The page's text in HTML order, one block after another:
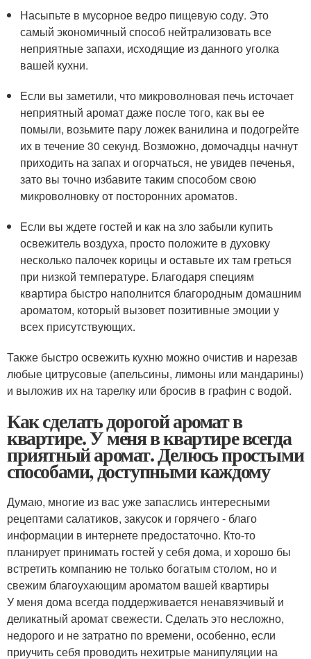
Насыпьте в мусорное ведро пищевую соду. Это
самый экономичный способ нейтрализовать все
неприятные запахи, исходящие из данного уголка
вашей кухни.
Если вы заметили, что микроволновая печь источает
неприятный аромат даже после того, как вы ее
помыли, возьмите пару ложек ванилина и подогрейте
их в течение 30 секунд. Возможно, домочадцы начнут
приходить на запах и огорчаться, не увидев печенья,
зато вы точно избавите таким способом свою
микроволновку от посторонних ароматов.
Если вы ждете гостей и как на зло забыли купить
освежитель воздуха, просто положите в духовку
несколько палочек корицы и оставьте их там греться
при низкой температуре. Благодаря специям
квартира быстро наполнится благородным домашним
ароматом, который вызовет позитивные эмоции у
всех присутствующих.
Также быстро освежить кухню можно очистив и нарезав
любые цитрусовые (апельсины, лимоны или мандарины)
и выложив их на тарелку или бросив в графин с водой.
Как сделать дорогой аромат в
квартире. У меня в квартире всегда
приятный аромат. Делюсь простыми
способами, доступными каждому
Думаю, многие из вас уже запаслись интересными
рецептами салатиков, закусок и горячего - благо
информации в интернете предостаточно. Кто-то
планирует принимать гостей у себя дома, и хорошо бы
встретить компанию не только богатым столом, но и
свежим благоухающим ароматом вашей квартиры
У меня дома всегда поддерживается ненавязчивый и
деликатный аромат свежести. Сделать это несложно,
недорого и не затратно по времени, особенно, если
приучить себя проводить нехитрые манипуляции на